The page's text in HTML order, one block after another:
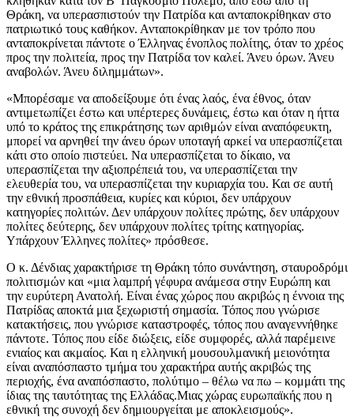
Θράκη, να υπερασπιστούν την Πατρίδα και ανταποκρίθηκαν στο
πατριωτικό τους καθήκον. Ανταποκρίθηκαν με τον τρόπο που
ανταποκρίνεται πάντοτε ο Έλληνας ένοπλος πολίτης, όταν το χρέος
προς την πολιτεία, προς την Πατρίδα τον καλεί. Άνευ όρων. Άνευ
αναβολών. Άνευ διλημμάτων».
«Μπορέσαμε να αποδείξουμε ότι ένας λαός, ένα έθνος, όταν
αντιμετωπίζει έστω και υπέρτερες δυνάμεις, έστω και όταν η ήττα
υπό το κράτος της επικράτησης των αριθμών είναι αναπόφευκτη,
μπορεί να αρνηθεί την άνευ όρων υποταγή αρκεί να υπερασπίζεται
κάτι στο οποίο πιστεύει. Να υπερασπίζεται το δίκαιο, να
υπερασπίζεται την αξιοπρέπειά του, να υπερασπίζεται την
ελευθερία του, να υπερασπίζεται την κυριαρχία του. Και σε αυτή
την εθνική προσπάθεια, κυρίες και κύριοι, δεν υπάρχουν
κατηγορίες πολιτών. Δεν υπάρχουν πολίτες πρώτης, δεν υπάρχουν
πολίτες δεύτερης, δεν υπάρχουν πολίτες τρίτης κατηγορίας.
Υπάρχουν Έλληνες πολίτες» πρόσθεσε.
Ο κ. Δένδιας χαρακτήρισε τη Θράκη τόπο συνάντηση, σταυροδρόμι
πολιτισμών και «μια λαμπρή γέφυρα ανάμεσα στην Ευρώπη και
την ευρύτερη Ανατολή. Είναι ένας χώρος που ακριβώς η έννοια της
Πατρίδας αποκτά μια ξεχωριστή σημασία. Τόπος που γνώρισε
κατακτήσεις, που γνώρισε καταστροφές, τόπος που αναγεννήθηκε
πάντοτε. Τόπος που είδε διώξεις, είδε συμφορές, αλλά παρέμεινε
ενιαίος και ακμαίος. Και η ελληνική μουσουλμανική μειονότητα
είναι αναπόσπαστο τμήμα του χαρακτήρα αυτής ακριβώς της
περιοχής, ένα αναπόσπαστο, πολύτιμο – θέλω να πω – κομμάτι της
ίδιας της ταυτότητας της Ελλάδας.Μιας χώρας ευρωπαϊκής που η
εθνική της συνοχή δεν δημιουργείται με αποκλεισμούς».